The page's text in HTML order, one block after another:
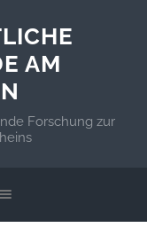
AM
Forschung zur